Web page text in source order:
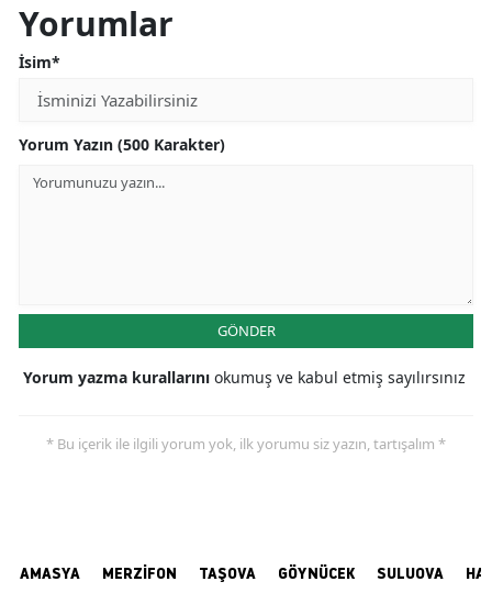
Yorumlar
İsim*
Yorum Yazın (500 Karakter)
GÖNDER
Yorum yazma kurallarını okumuş ve kabul etmiş sayılırsınız
* Bu içerik ile ilgili yorum yok, ilk yorumu siz yazın, tartışalım *
AMASYA MERZİFON TAŞOVA GÖYNÜCEK SULUOVA